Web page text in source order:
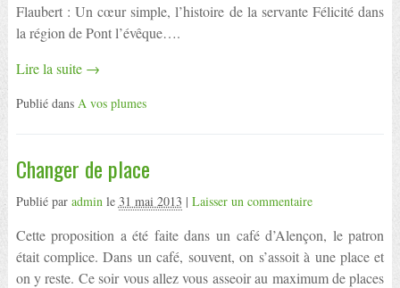
Flaubert : Un cœur simple, l’histoire de la servante Félicité dans
la région de Pont l’évêque….
Lire la suite →
Publié dans A vos plumes
Changer de place
Publié par admin le 31 mai 2013 | Laisser un commentaire
Cette proposition a été faite dans un café d’Alençon, le patron
était complice. Dans un café, souvent, on s’assoit à une place et
on y reste. Ce soir vous allez vous asseoir au maximum de places